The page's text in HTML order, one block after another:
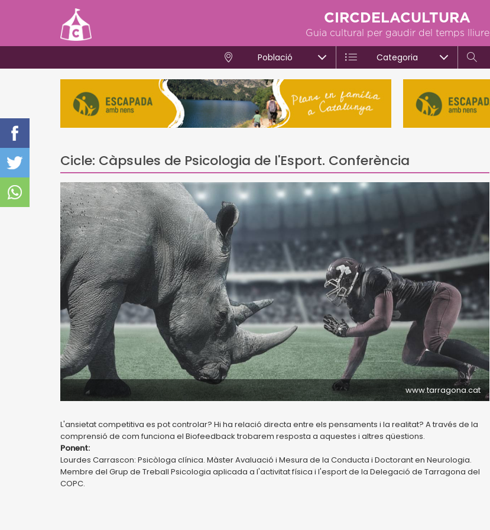
CIRCDELACULTURA
Guia cultural per gaudir del temps lliure
Població Categoria
Cicle: Càpsules de Psicologia de l'Esport. Conferència
www.tarragona.cat
L'ansietat competitiva es pot controlar? Hi ha relació directa entre els pensaments i la realitat? A través de la
comprensió de com funciona el Biofeedback trobarem resposta a aquestes i altres qüestions.
Ponent:
Lourdes Carrascon: Psicòloga clínica. Màster Avaluació i Mesura de la Conducta i Doctorant en Neurologia.
Membre del Grup de Treball Psicologia aplicada a l'activitat física i l'esport de la Delegació de Tarragona del
COPC.